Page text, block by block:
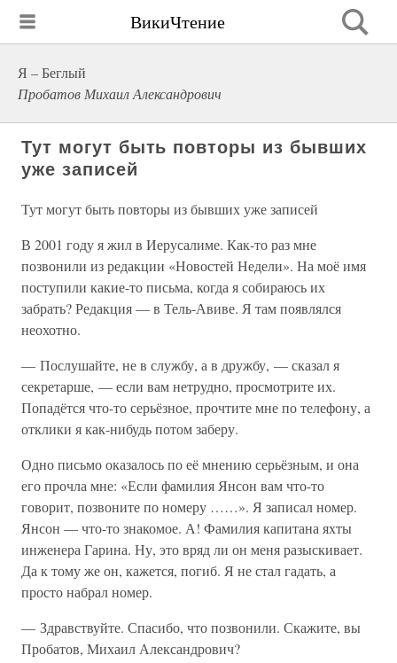
ВикиЧтение
Я – Беглый
Пробатов Михаил Александрович
Тут могут быть повторы из бывших
уже записей
Тут могут быть повторы из бывших уже записей
В 2001 году я жил в Иерусалиме. Как-то раз мне
позвонили из редакции «Новостей Недели». На моё имя
поступили какие-то письма, когда я собираюсь их
забрать? Редакция — в Тель-Авиве. Я там появлялся
неохотно.
— Послушайте, не в службу, а в дружбу, — сказал я
секретарше, — если вам нетрудно, просмотрите их.
Попадётся что-то серьёзное, прочтите мне по телефону, а
отклики я как-нибудь потом заберу.
Одно письмо оказалось по её мнению серьёзным, и она
его прочла мне: «Если фамилия Янсон вам что-то
говорит, позвоните по номеру ……». Я записал номер.
Янсон — что-то знакомое. А! Фамилия капитана яхты
инженера Гарина. Ну, это вряд ли он меня разыскивает.
Да к тому же он, кажется, погиб. Я не стал гадать, а
просто набрал номер.
— Здравствуйте. Спасибо, что позвонили. Скажите, вы
Пробатов, Михаил Александрович?